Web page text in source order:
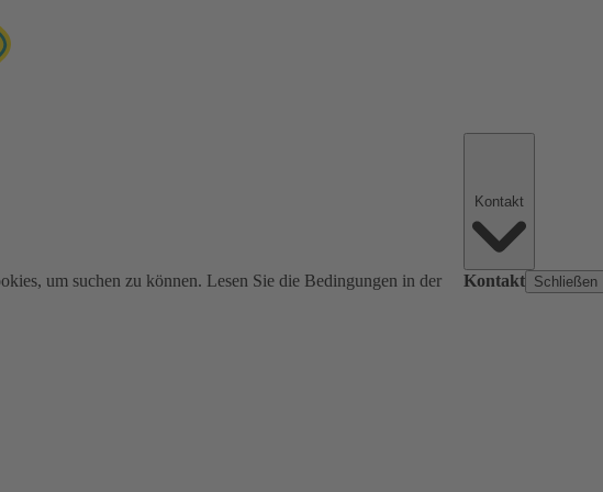
um suchen zu können. Lesen Sie die Bedingungen in der
Kontakt Schließen